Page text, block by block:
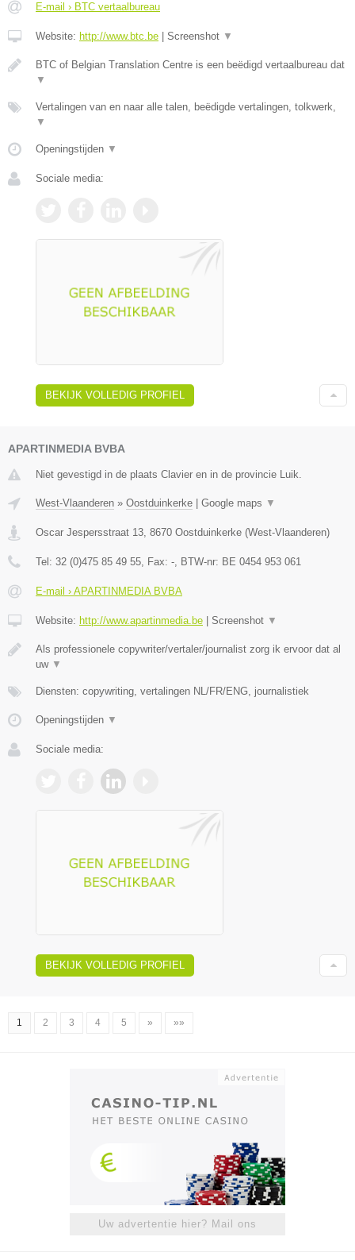
E-mail › BTC vertaalbureau
Website: http://www.btc.be Screenshot ▼
BTC of Belgian Translation Centre is een beëdigd vertaalbureau dat
▼
Vertalingen van en naar alle talen, beëdigde vertalingen, tolkwerk,
▼
Openingstijden ▼
Sociale media:
BEKIJK VOLLEDIG PROFIEL
APARTINMEDIA BVBA
Niet gevestigd in de plaats Clavier en in de provincie Luik.
West-Vlaanderen » Oostduinkerke | Google maps ▼
Oscar Jespersstraat 13 8670 Oostduinkerke (West-Vlaanderen)
Tel: 32 (0)475 85 49 55 , Fax: - , BTW-nr: BE 0454 953 061
E-mail › APARTINMEDIA BVBA
Website: http://www.apartinmedia.be | Screenshot ▼
Als professionele copywriter/vertaler/journalist zorg ik ervoor dat al
uw ▼
Diensten: copywriting, vertalingen NL/FR/ENG, journalistiek
Openingstijden ▼
Sociale media:
BEKIJK VOLLEDIG PROFIEL
1 2 3 4 5 » »»
Uw advertentie hier? Mail ons